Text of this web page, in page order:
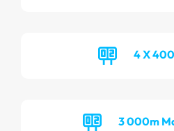
4 X
3 000m